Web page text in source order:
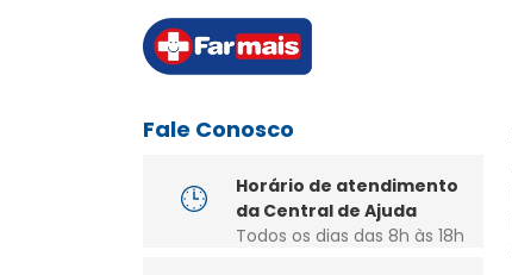
Fale Conosco
Horário de atendimento
da Central de Ajuda
Todos os dias das 8h às 18h